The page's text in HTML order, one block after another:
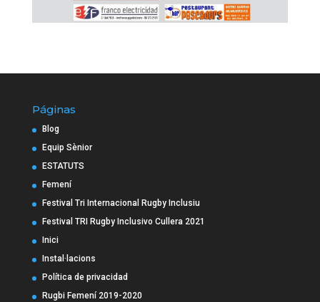
Páginas
Blog
Equip Sènior
ESTATUTS
Femení
Festival Tri Internacional Rugby Inclusiu
Festival TRI Rugby Inclusivo Cullera 2021
Inici
Instal·lacions
Política de privacidad
Rugbi Femení 2019-2020